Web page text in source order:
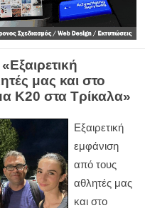
μας και στο
Κ20 στα Τρίκαλα»
Εξαιρετική
εμφάνιση
από τους
αθλητές μας
και στο